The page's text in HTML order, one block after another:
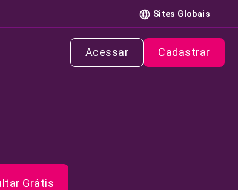
Sites Globais
Acessar Cadastrar
Grátis